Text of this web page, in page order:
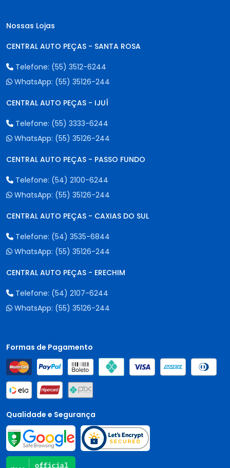
Nossas Lojas
CENTRAL AUTO PEÇAS - SANTA ROSA
Telefone: (55) 3512-6244
WhatsApp: (55) 35126-244
CENTRAL AUTO PEÇAS - IJUÍ
Telefone: (55) 3333-6244
WhatsApp: (55) 35126-244
CENTRAL AUTO PEÇAS - PASSO FUNDO
Telefone: (54) 2100-6244
WhatsApp: (55) 35126-244
CENTRAL AUTO PEÇAS - CAXIAS DO SUL
Telefone: (54) 3535-6844
WhatsApp: (55) 35126-244
CENTRAL AUTO PEÇAS - ERECHIM
Telefone: (54) 2107-6244
WhatsApp: (55) 35126-244
Formas de Pagamento
Qualidade e Segurança